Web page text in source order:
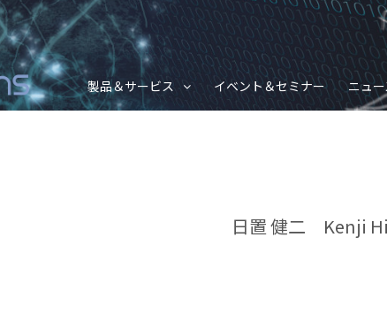
製品＆サービス イベント＆セミナー ニュ
日置 健二 Kenji